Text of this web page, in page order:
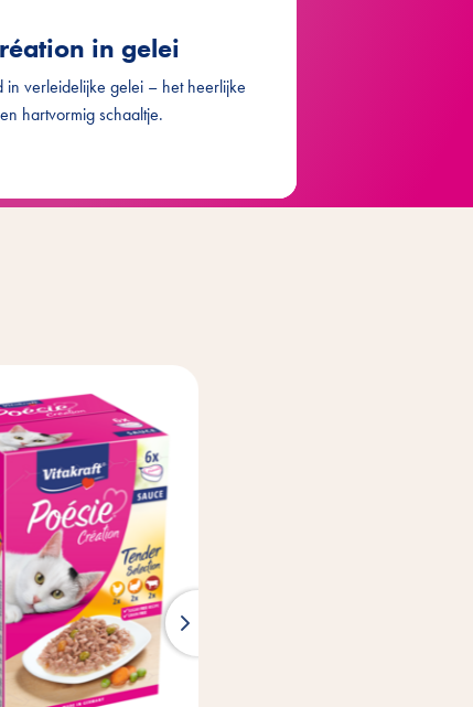
in gelei
in verleidelijke gelei – het heerlijke
hartvormig schaaltje.